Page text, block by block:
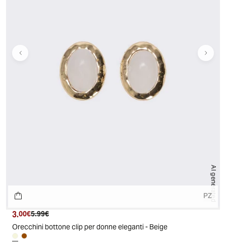
AI generated
PZ
Prezzo attuale
3.00€ Prezzo originale
5.99€
Orecchini bottone clip per donne eleganti - Beige